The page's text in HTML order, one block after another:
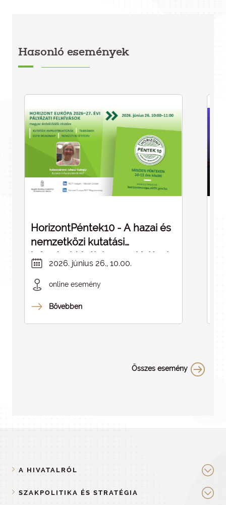
Hasonló események
HorizontPéntek10 - A hazai és
nemzetközi kutatási
infrastruktúrák kapcsolódásai -
ELMARAD
2026. június 26., 10.00.
online esemény
Bővebben
Összes esemény
A HIVATALRÓL
SZAKPOLITIKA ÉS STRATÉGIA